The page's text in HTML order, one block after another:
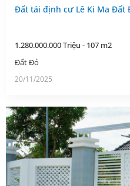
Đất tái định cư Lê Ki Ma Đất
1.280.000.000 Triệu - 107 m2
Đất Đỏ
20/11/2025